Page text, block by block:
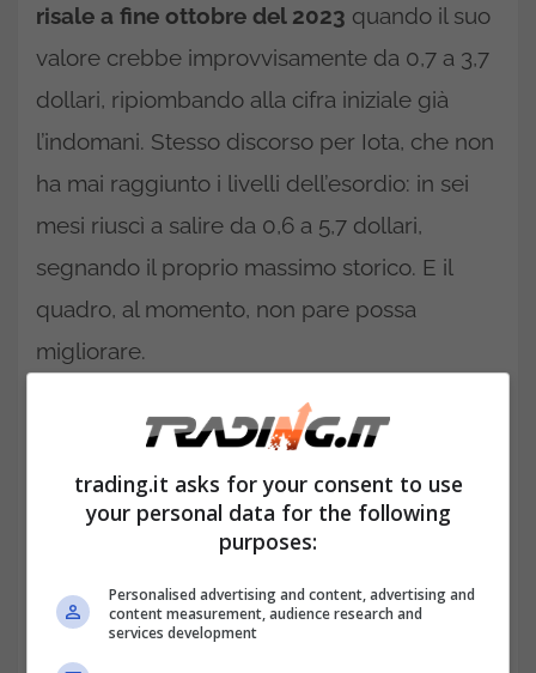
risale a fine ottobre del 2023 quando il suo
valore crebbe improvvisamente da 0,7 a 3,7
dollari, ripiombando alla cifra iniziale già
l’indomani. Stesso discorso per Iota, che non
ha mai raggiunto i livelli dell’esordio: in sei
mesi riuscì a salire da 0,6 a 5,7 dollari,
segnando il proprio massimo storico. E il
quadro, al momento, non pare possa
migliorare.
Delta e Iota, che fare?
Investimenti fermi in attesa di
uno spike
trading.it asks for your consent to use
your personal data for the following
purposes:
Personalised advertising and content, advertising and
content measurement, audience research and
services development